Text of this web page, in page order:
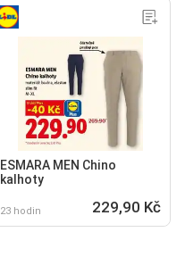
ESMARA MEN Chino
kalhoty
23 hodin 229,90 Kč